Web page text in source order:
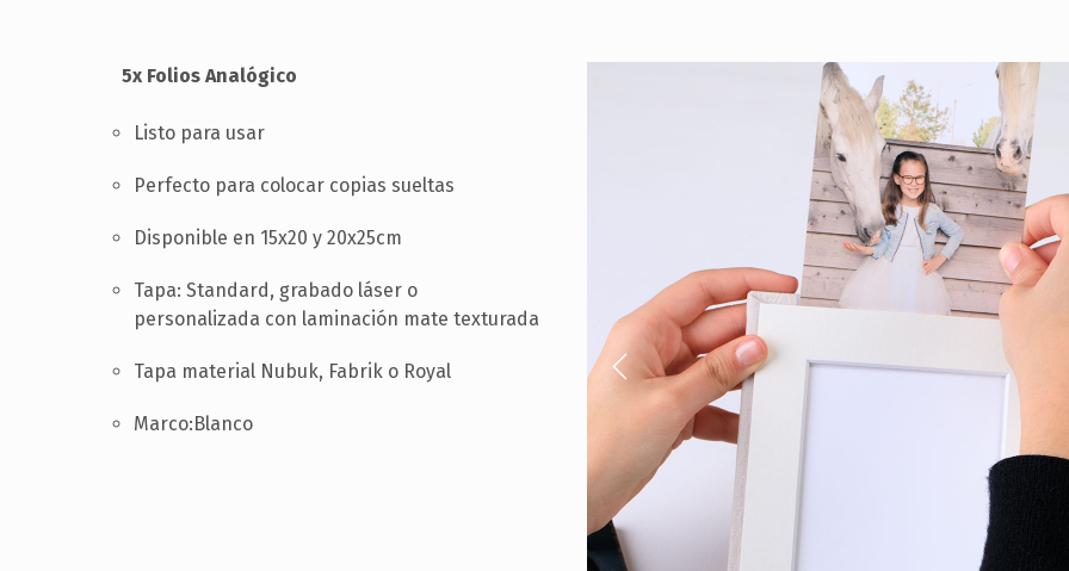
5x Folios Analógico
Listo para usar
Perfecto para colocar copias sueltas
Disponible en 15x20 y 20x25cm
Tapa: Standard, grabado láser o
personalizada con laminación mate texturada
Tapa material Nubuk, Fabrik o Royal
Marco:Blanco
Previous